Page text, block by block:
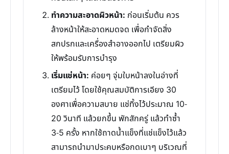
ทำความสะอาดผิวหน้า: ก่อนเริ่มต้น ควร
ล้างหน้าให้สะอาดหมดจด เพื่อกำจัดสิ่ง
สกปรกและเครื่องสำอางออกไป เตรียมผิว
ให้พร้อมรับการบำรุง
เริ่มแช่หน้า: ค่อยๆ จุ่มใบหน้าลงในอ่างที่
เตรียมไว้ โดยใช้คุณสมบัติการเอียง 30
องศาเพื่อความสบาย แช่ทิ้งไว้ประมาณ 10-
20 วินาที แล้วยกขึ้น พักสักครู่ แล้วทำซ้ำ
3-5 ครั้ง หากใช้ถาดน้ำแข็งที่แช่แข็งไว้แล้ว
สามารถนำมาประคบหรือกดเบาๆ บริเวณที่